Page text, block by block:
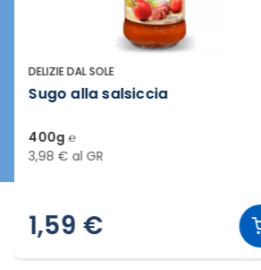
DELIZIE DAL SOLE
Sugo alla salsiccia
400g ℮
3,98 € al GR
1,59 €